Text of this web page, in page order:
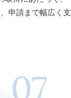
申請まで幅広く支